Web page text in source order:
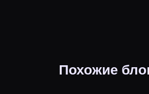
Похожие